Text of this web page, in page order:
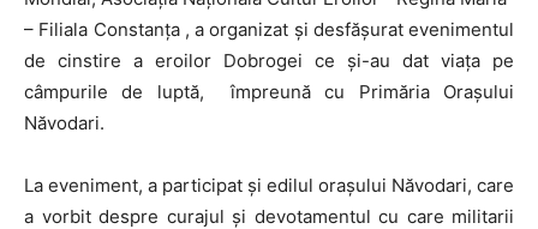
– Filiala Constanța , a organizat și desfășurat evenimentul
de cinstire a eroilor Dobrogei ce și-au dat viața pe
câmpurile de luptă, împreună cu Primăria Orașului
Năvodari.
La eveniment, a participat și edilul orașului Năvodari, care
a vorbit despre curajul și devotamentul cu care militarii